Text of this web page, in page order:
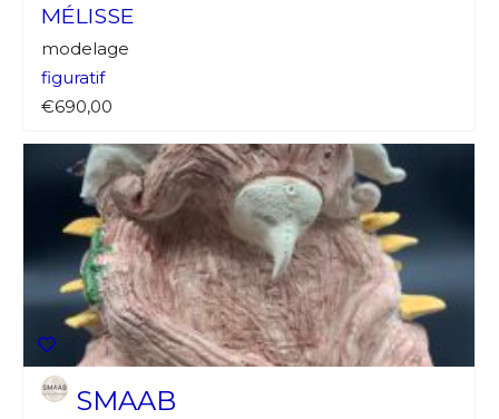
MÉLISSE
modelage
figuratif
€690,00
SMAAB